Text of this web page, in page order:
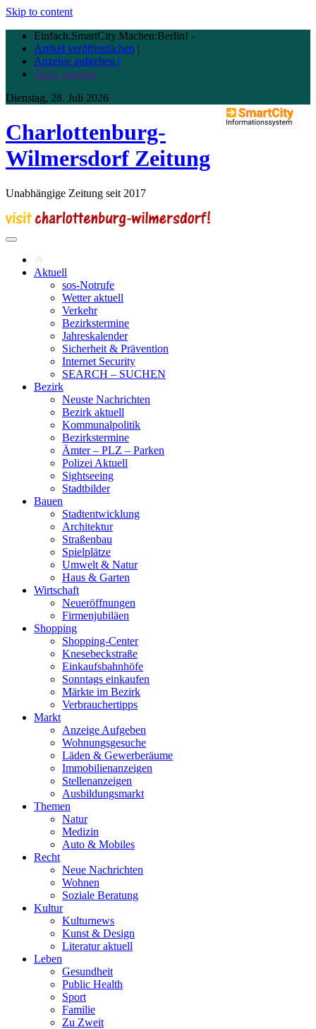
Skip to content
Einfach.SmartCity.Machen:Berlin! -
Artikel veröffentlichen |
Anzeige aufgeben |
Autor werden
Dienstag, 28. Juli 2026
Charlottenburg-
Wilmersdorf Zeitung
Unabhängige Zeitung seit 2017
Aktuell
sos-Notrufe
Wetter aktuell
Verkehr
Bezirkstermine
Jahreskalender
Sicherheit & Prävention
Internet Security
SEARCH – SUCHEN
Bezirk
Neuste Nachrichten
Bezirk aktuell
Kommunalpolitik
Bezirkstermine
Ämter – PLZ – Parken
Polizei Aktuell
Sightseeing
Stadtbilder
Bauen
Stadtentwicklung
Architektur
Straßenbau
Spielplätze
Umwelt & Natur
Haus & Garten
Wirtschaft
Neueröffnungen
Firmenjubiläen
Shopping
Shopping-Center
Knesebeckstraße
Einkaufsbahnhöfe
Sonntags einkaufen
Märkte im Bezirk
Verbrauchertipps
Markt
Anzeige Aufgeben
Wohnungsgesuche
Läden & Gewerberäume
Immobilienanzeigen
Stellenanzeigen
Ausbildungsmarkt
Themen
Natur
Medizin
Auto & Mobiles
Recht
Neue Nachrichten
Wohnen
Soziale Beratung
Kultur
Kulturnews
Kunst & Design
Literatur aktuell
Leben
Gesundheit
Public Health
Sport
Familie
Zu Zweit